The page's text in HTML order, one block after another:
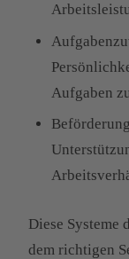
Aufgaben
Diese Systeme
dem richtigen